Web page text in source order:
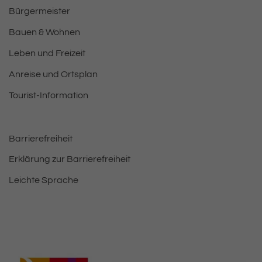
Bürgermeister
Bauen & Wohnen
Leben und Freizeit
Anreise und Ortsplan
Tourist-Information
Barrierefreiheit
Erklärung zur Barrierefreiheit
Leichte Sprache